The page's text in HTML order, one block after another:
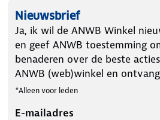
Nieuwsbrief
Ja, ik wil de ANWB Winkel
en geef ANWB toestemming
benaderen over de beste
ANWB (web)winkel en
*Alleen voor leden
E-mailadres